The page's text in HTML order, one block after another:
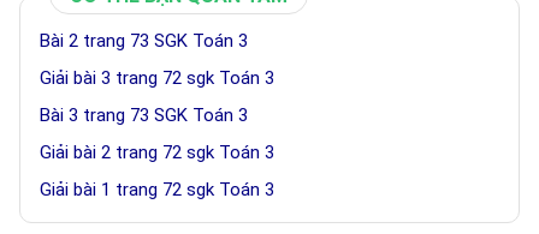
Bài 2 trang 73 SGK Toán 3
Giải bài 3 trang 72 sgk Toán 3
Bài 3 trang 73 SGK Toán 3
Giải bài 2 trang 72 sgk Toán 3
Giải bài 1 trang 72 sgk Toán 3